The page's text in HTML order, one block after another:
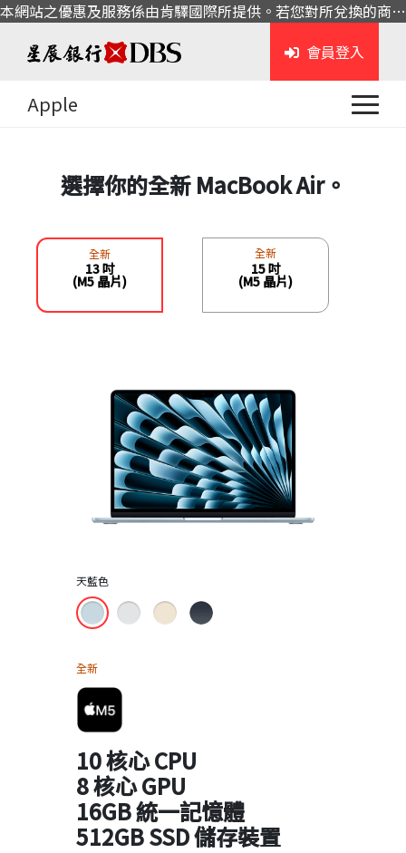
本網站之優惠及服務係由肯驛國際所提供。若您對所兌換的商品或服務有任何問題，請與肯驛國際聯繫。
會員登入
Apple
選擇你的全新 MacBook Air。
全新
13 吋
(M5 晶片)
全新
15 吋
(M5 晶片)
天藍色
全新
10 核心 CPU
8 核心 GPU
16GB 統一記憶體
512GB SSD 儲存裝置